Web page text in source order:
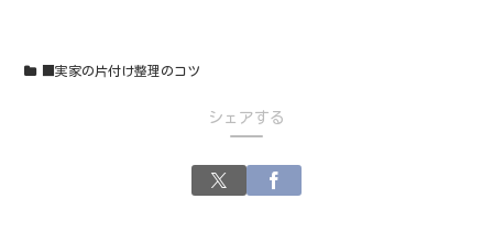
■実家の片付け整理のコツ
シェアする